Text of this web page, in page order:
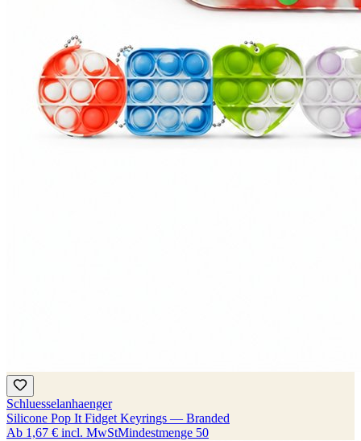
Schluesselanhaenger
Silicone Pop It Fidget Keyrings — Branded
Ab 1,67 € incl. MwStMindestmenge 50